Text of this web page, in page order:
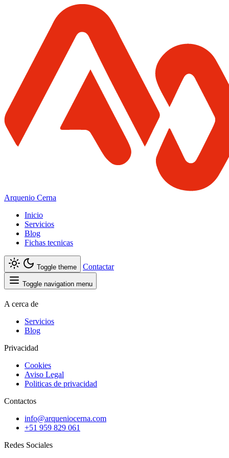
Arquenio Cerna
Inicio
Servicios
Blog
Fichas tecnicas
Toggle theme Contactar
Toggle navigation menu
A cerca de
Servicios
Blog
Privacidad
Cookies
Aviso Legal
Politicas de privacidad
Contactos
info@arqueniocerna.com
+51 959 829 061
Redes Sociales